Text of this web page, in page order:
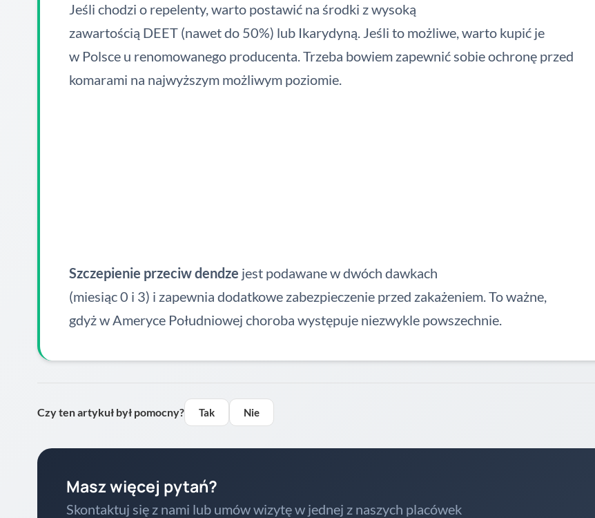
Jeśli chodzi o repelenty, warto postawić na środki z wysoką
zawartością DEET (nawet do 50%) lub Ikarydyną. Jeśli to możliwe, warto kupić je
w Polsce u renomowanego producenta. Trzeba bowiem zapewnić sobie ochronę przed
komarami na najwyższym możliwym poziomie.
Szczepienie przeciw dendze jest podawane w dwóch dawkach
(miesiąc 0 i 3) i zapewnia dodatkowe zabezpieczenie przed zakażeniem. To ważne,
gdyż w Ameryce Południowej choroba występuje niezwykle powszechnie.
Czy ten artykuł był pomocny? Tak Nie
Masz więcej pytań?
Skontaktuj się z nami lub umów wizytę w jednej z naszych placówek